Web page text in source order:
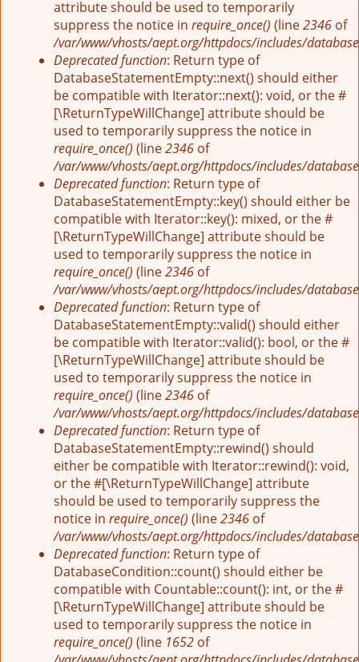
attribute should be used to temporarily
suppress the notice in require_once() (line2346 of
/var/www/vhosts/aept.org/httpdocs/includes/
Deprecated function: Return type of
DatabaseStatementEmpty::next() should either
be compatible with Iterator::next(): void, or the #
[\ReturnTypeWillChange] attribute should be
used to temporarily suppress the notice in
require_once() (line2346 of
/var/www/vhosts/aept.org/httpdocs/includes/
Deprecated function: Return type of
DatabaseStatementEmpty::key() should either be
compatible with Iterator::key(): mixed, or the #
[\ReturnTypeWillChange] attribute should be
used to temporarily suppress the notice in
require_once() (line2346 of
/var/www/vhosts/aept.org/httpdocs/includes/
Deprecated function: Return type of
DatabaseStatementEmpty::valid() should either
be compatible with Iterator::valid(): bool, or the #
[\ReturnTypeWillChange] attribute should be
used to temporarily suppress the notice in
require_once() (line2346 of
/var/www/vhosts/aept.org/httpdocs/includes/
Deprecated function: Return type of
DatabaseStatementEmpty::rewind() should
either be compatible with Iterator::rewind(): void,
or the #[\ReturnTypeWillChange] attribute
should be used to temporarily suppress the
notice in require_once() (line2346 of
/var/www/vhosts/aept.org/httpdocs/includes/
Deprecated function: Return type of
DatabaseCondition::count() should either be
compatible with Countable::count(): int, or the #
[\ReturnTypeWillChange] attribute should be
used to temporarily suppress the notice in
require_once() (line 1652 of